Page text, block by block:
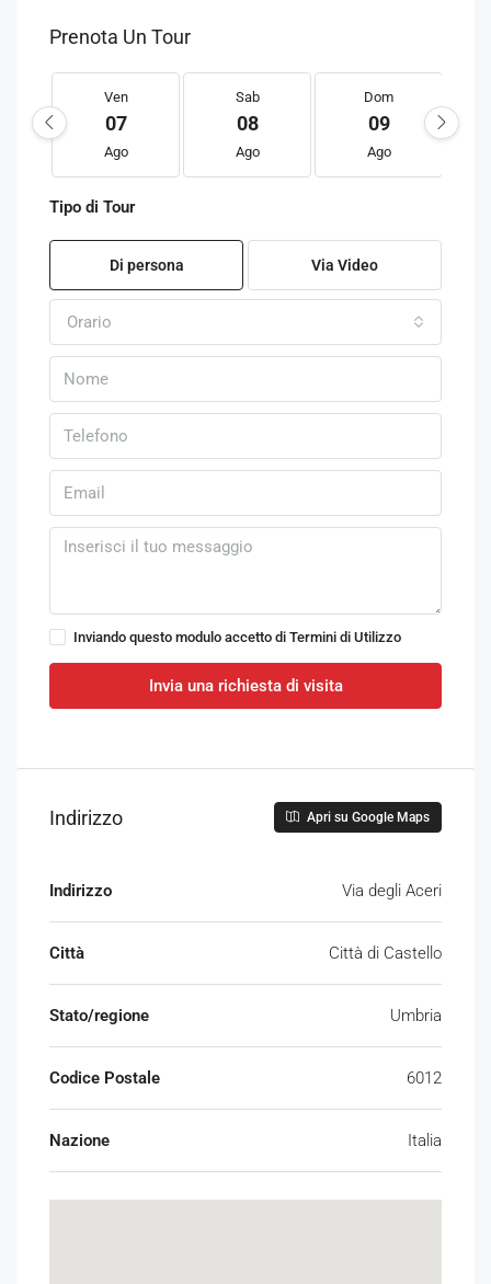
Prenota Un Tour
Ven
07
Ago
Sab
08
Ago
Dom
09
Ago
Tipo di Tour
Di persona Via Video
Orario
Inviando questo modulo accetto di Termini di Utilizzo
Invia una richiesta di visita
Indirizzo Apri su Google Maps
Indirizzo Via degli Aceri
Città Città di Castello
Stato/regione Umbria
Codice Postale 6012
Nazione Italia